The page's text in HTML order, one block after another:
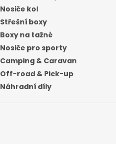
Nosiče kol
Střešní boxy
Boxy na tažné
Nosiče pro sporty
Camping & Caravan
Off-road & Pick-up
Náhradní díly